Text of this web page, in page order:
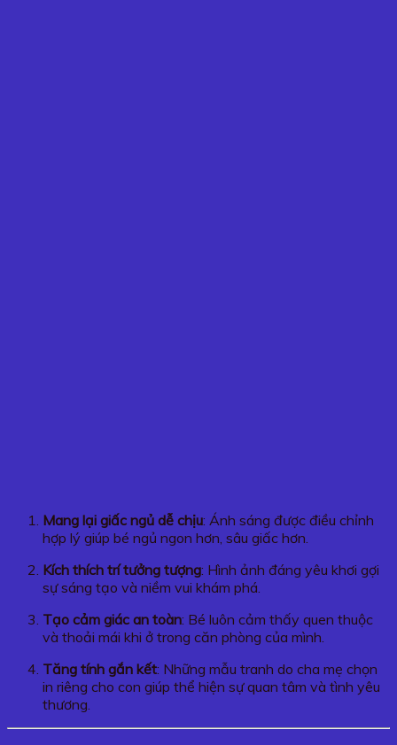
Mang lại giấc ngủ dễ chịu: Ánh sáng được điều chỉnh
hợp lý giúp bé ngủ ngon hơn, sâu giấc hơn.
Kích thích trí tưởng tượng: Hình ảnh đáng yêu khơi gợi
sự sáng tạo và niềm vui khám phá.
Tạo cảm giác an toàn: Bé luôn cảm thấy quen thuộc
và thoải mái khi ở trong căn phòng của mình.
Tăng tính gắn kết: Những mẫu tranh do cha mẹ chọn
in riêng cho con giúp thể hiện sự quan tâm và tình yêu
thương.